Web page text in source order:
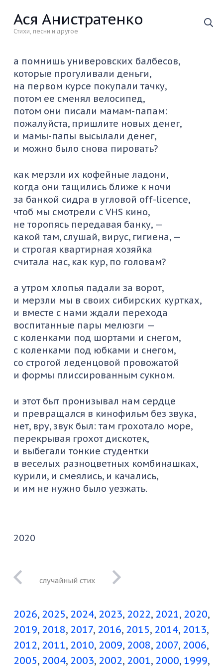
Ася Анистратенко
Стихи, песни и другое
а помнишь универовских балбесов,
которые прогуливали деньги,
на первом курсе покупали тачку,
потом ее сменял велосипед,
потом они писали мамам-папам:
пожалуйста, пришлите новых денег,
и мамы-папы высылали денег,
и можно было снова пировать?
как мерзли их кофейные ладони,
когда они тащились ближе к ночи
за банкой сидра в угловой off-licence,
чтоб мы смотрели с VHS кино,
не торопясь передавая банку, —
какой там, слушай, вирус, гигиена, —
и строгая квартирная хозяйка
считала нас, как кур, по головам?
а утром хлопья падали за ворот,
и мерзли мы в своих сибирских куртках,
и вместе с нами ждали перехода
воспитанные пары мелюзги —
с коленками под шортами и снегом,
с коленками под юбками и снегом,
со строгой леденцовой провожатой
и формы плиссированным сукном.
и этот быт пронизывал нам сердце
и превращался в кинофильм без звука,
нет, вру, звук был: там грохотало море,
перекрывая грохот дискотек,
и выбегали тонкие студентки
в веселых разноцветных комбинашках,
курили, и смеялись, и качались,
и им не нужно было уезжать.
2020
(полезное)
2026 2025 2024 2023 2022 2021 2020
2019 2018 2017 2016 2015 2014 2013
2012 2011 2010 2009 2008 2007 2006
2005 2004 2003 2002 2001 2000 1999